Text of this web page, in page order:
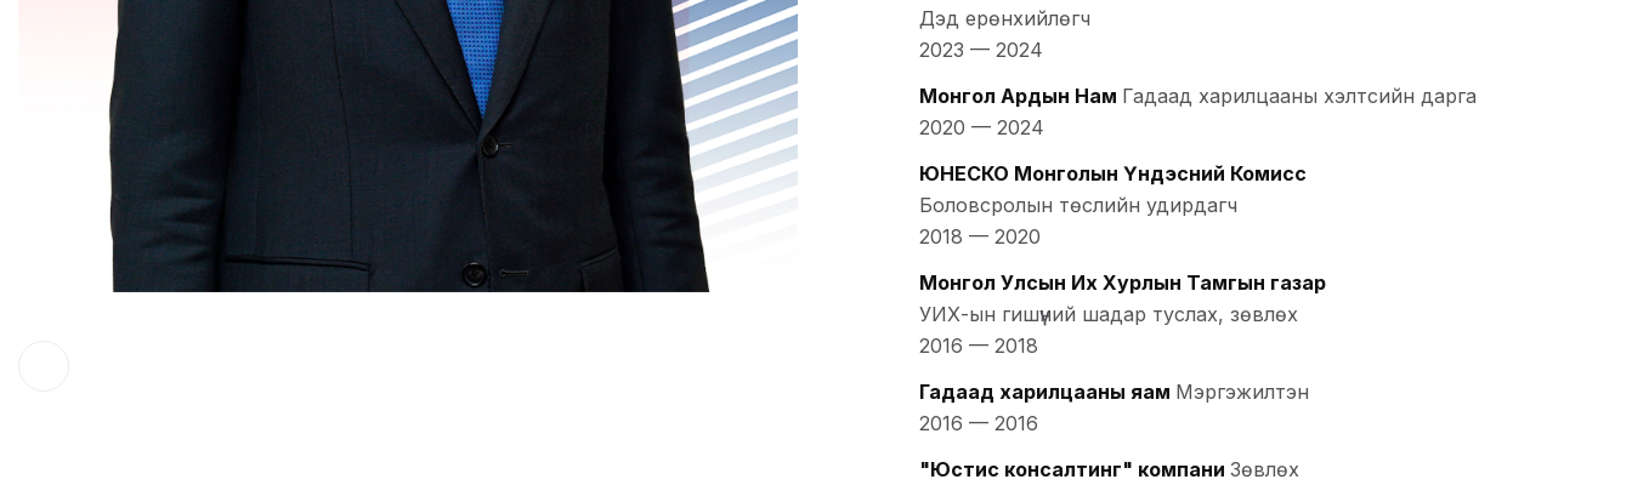
Дэд ерөнхийлөгч
2023 — 2024
Монгол Ардын Нам Гадаад харилцааны хэлтсийн дарга
2020 — 2024
ЮНЕСКО Монголын Үндэсний Комисс
Боловсролын төслийн удирдагч
2018 — 2020
Монгол Улсын Их Хурлын Тамгын газар
УИХ-ын гишүүний шадар туслах, зөвлөх
2016 — 2018
Гадаад харилцааны яам Мэргэжилтэн
2016 — 2016
"Юстис консалтинг" компани Зөвлөх